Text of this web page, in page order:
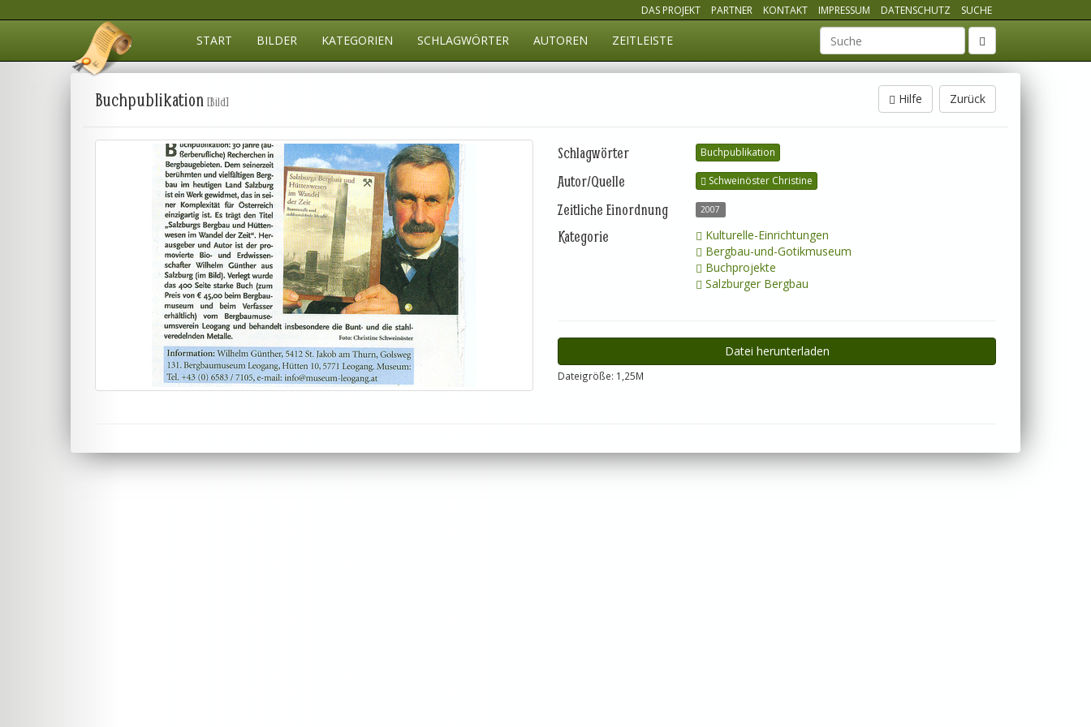
DAS PROJEKT PARTNER KONTAKT IMPRESSUM DATENSCHUTZ SUCHE
START BILDER KATEGORIEN SCHLAGWÖRTER AUTOREN ZEITLEISTE Suchbegriff
Zurück
Hilfe
Buchpublikation [Bild]
Schlagwörter Buchpublikation
Autor/Quelle Schweinöster Christine
Zeitliche Einordnung 2007
Kategorie
Kulturelle-Einrichtungen
Bergbau-und-Gotikmuseum
Buchprojekte
Salzburger Bergbau
Datei herunterladen
Dateigröße: 1,25M